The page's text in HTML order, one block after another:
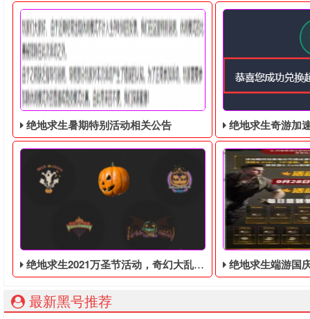
绝地求生暑期特别活动相关公告 绝地求生奇游加速器免
绝地求生2021万圣节活动，奇幻大乱斗回归，还有新皮肤和新地图 绝地求生端游国庆节的终极白嫖活
最新黑号推荐